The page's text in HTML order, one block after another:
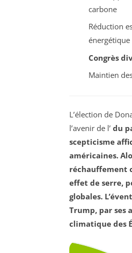
carbone
Réduction
Congrès
Maintien
L’élection de
l’avenir de l’ du
scepticisme
américaines.
réchauffement
effet de serre,
globales.
Trump, par ses
climatique des